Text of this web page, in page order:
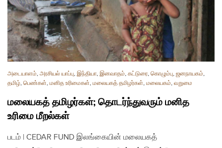
அடையாளம், அரசியல் யாப்பு, இந்தியா, இனவாதம், கட்டுரை, கொழும்பு, ஜனநாயகம்,
தமிழ், பெண்கள், மனித உரிமைகள், மலையகத் தமிழர்கள், மலையகம், வறுமை
மலையகத் தமிழர்கள்; தொடர்ந்துவரும் மனித
உரிமை மீறல்கள்
படம் | CEDAR FUND இலங்கையின் மலையகத்